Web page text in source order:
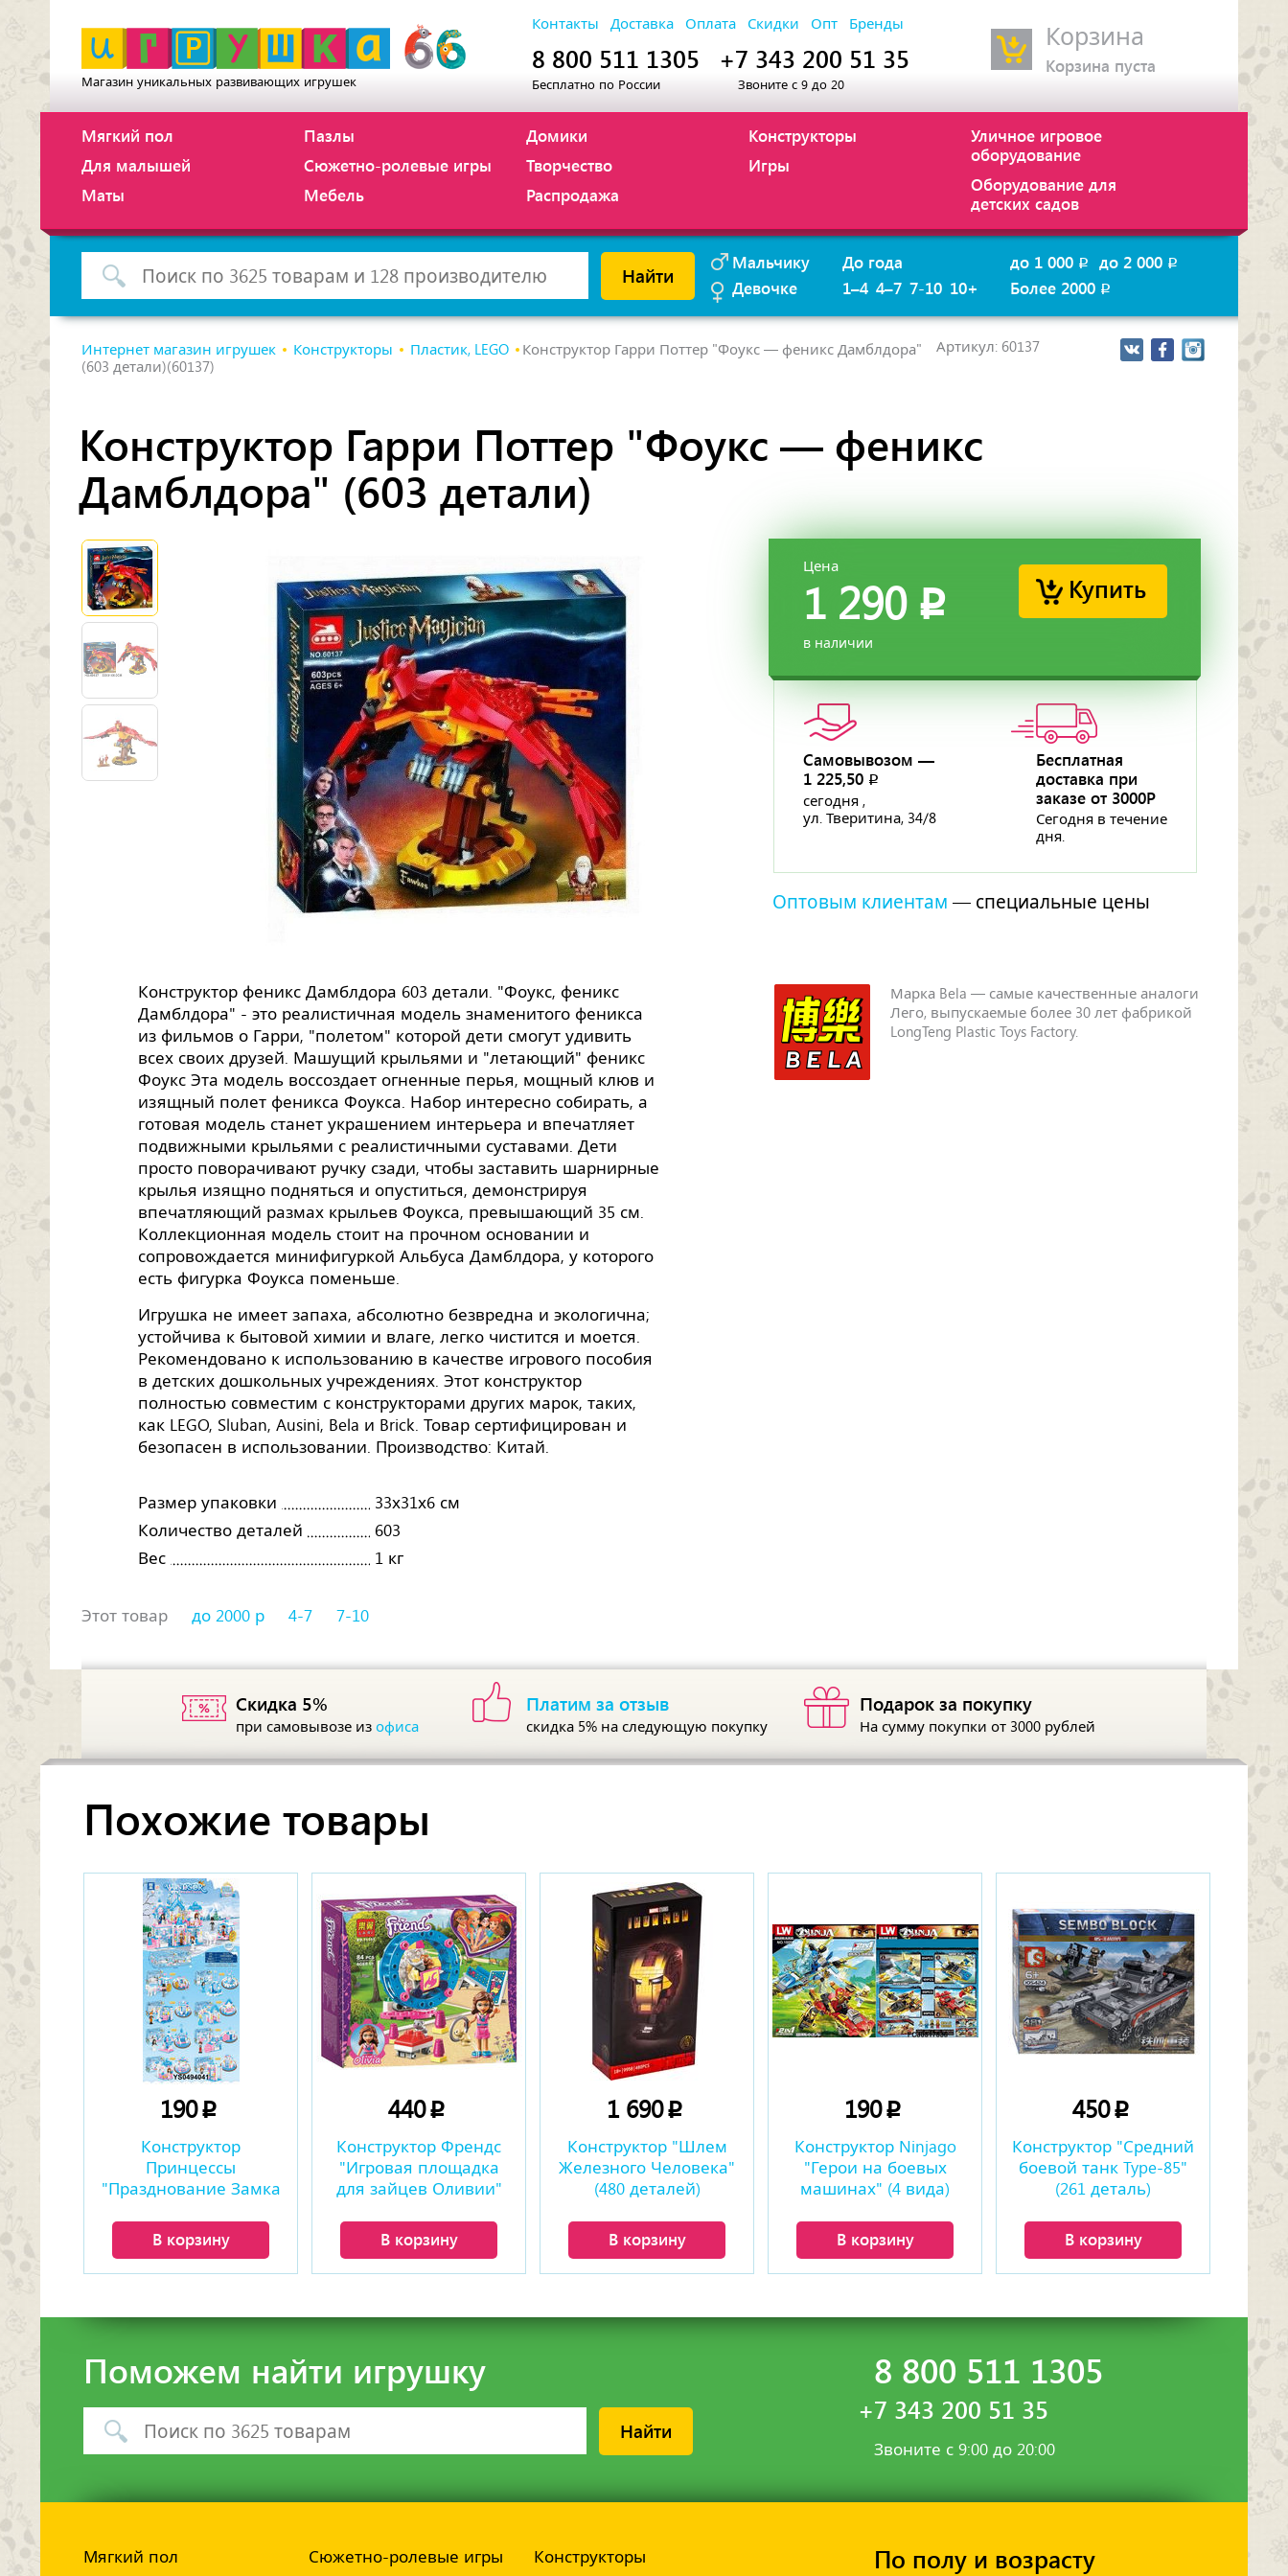
Корзина
Корзина пуста
Магазин уникальных развивающих игрушек
Контакты Доставка Оплата Скидки Опт Бренды
8 800 511 1305
Бесплатно по России
+7 343 200 51 35
Звоните с 9 до 20
Мягкий пол
Для малышей
Маты
Пазлы
Сюжетно-ролевые игры
Мебель
Домики
Творчество
Распродажа
Конструкторы
Игры
Уличное игровое
оборудование
Оборудование для
детских садов
Мальчику
Девочке
До года
1–4 4–7 7-10 10+
до 1 000 p до 2 000 p
Более 2000 p
Найти
Артикул: 60137
Интернет магазин игрушек Конструкторы Пластик, LEGO
Конструктор Гарри Поттер "Фоукс — феникс Дамблдора"
(603 детали)(60137)
Конструктор Гарри Поттер "Фоукс — феникс
Дамблдора" (603 детали)
Купить
Цена
1 290 p
в наличии
Самовывозом —
1 225,50 p
сегодня ,
ул. Тверитина, 34/8
Бесплатная
доставка при
заказе от 3000Р
Сегодня в течение
дня.
Оптовым клиентам — специальные цены
Конструктор феникс Дамблдора 603 детали. "Фоукс, феникс
Дамблдора" - это реалистичная модель знаменитого феникса
из фильмов о Гарри, "полетом" которой дети смогут удивить
всех своих друзей. Машущий крыльями и "летающий" феникс
Фоукс Эта модель воссоздает огненные перья, мощный клюв и
изящный полет феникса Фоукса. Набор интересно собирать, а
готовая модель станет украшением интерьера и впечатляет
подвижными крыльями с реалистичными суставами. Дети
просто поворачивают ручку сзади, чтобы заставить шарнирные
крылья изящно подняться и опуститься, демонстрируя
впечатляющий размах крыльев Фоукса, превышающий 35 см.
Коллекционная модель стоит на прочном основании и
сопровождается минифигуркой Альбуса Дамблдора, у которого
есть фигурка Фоукса поменьше.
Игрушка не имеет запаха, абсолютно безвредна и экологична;
устойчива к бытовой химии и влаге, легко чистится и моется.
Рекомендовано к использованию в качестве игрового пособия
в детских дошкольных учреждениях. Этот конструктор
полностью совместим с конструкторами других марок, таких,
как LEGO, Sluban, Ausini, Bela и Brick. Товар сертифицирован и
безопасен в использовании. Производство: Китай.
Размер упаковки
33х31х6 см
Количество деталей
603
Вес
1 кг
Марка Bela — самые качественные аналоги
Лего, выпускаемые более 30 лет фабрикой
LongTeng Plastic Toys Factory.
Этот товар до 2000 р 4-7 7-10
Скидка 5%
при самовывозе изофиса
Платим за отзыв
скидка 5% на следующую покупку
Подарок за покупку
На сумму покупки от 3000 рублей
Похожие товары
190p
Конструктор
Принцессы
"Празднование Замка
В корзину
440p
Конструктор Френдс
"Игровая площадка
для зайцев Оливии"
В корзину
1 690p
Конструктор "Шлем
Железного Человека"
(480 деталей)
В корзину
190p
Конструктор Ninjago
"Герои на боевых
машинах" (4 вида)
В корзину
450p
Конструктор "Средний
боевой танк Type-85"
(261 деталь)
В корзину
8 800 511 1305
+7 343 200 51 35
Звоните с 9:00 до 20:00
Поможем найти игрушку
Найти
По полу и возрасту
Мягкий пол Сюжетно-ролевые игры Конструкторы